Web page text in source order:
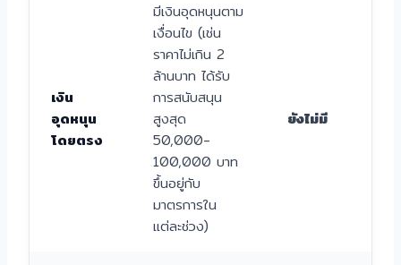
เงิน
อุดหนุน
โดยตรง
มีเงินอุดหนุนตาม
เงื่อนไข (เช่น
ราคาไม่เกิน 2
ล้านบาท ได้รับ
การสนับสนุน
สูงสุด
50,000-
100,000 บาท
ขึ้นอยู่กับ
มาตรการใน
แต่ละช่วง)
ยังไม่มี